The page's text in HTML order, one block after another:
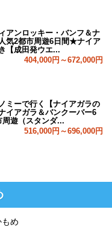
アンロッキー・バンフ＆ナ
気2都市周遊6日間★ナイア
【成田発ウエ...
404,000円～672,000円
ミーで行く【ナイアガラの
イアガラ＆バンクーバー6
遊（スタンダ...
516,000円～696,000円
め